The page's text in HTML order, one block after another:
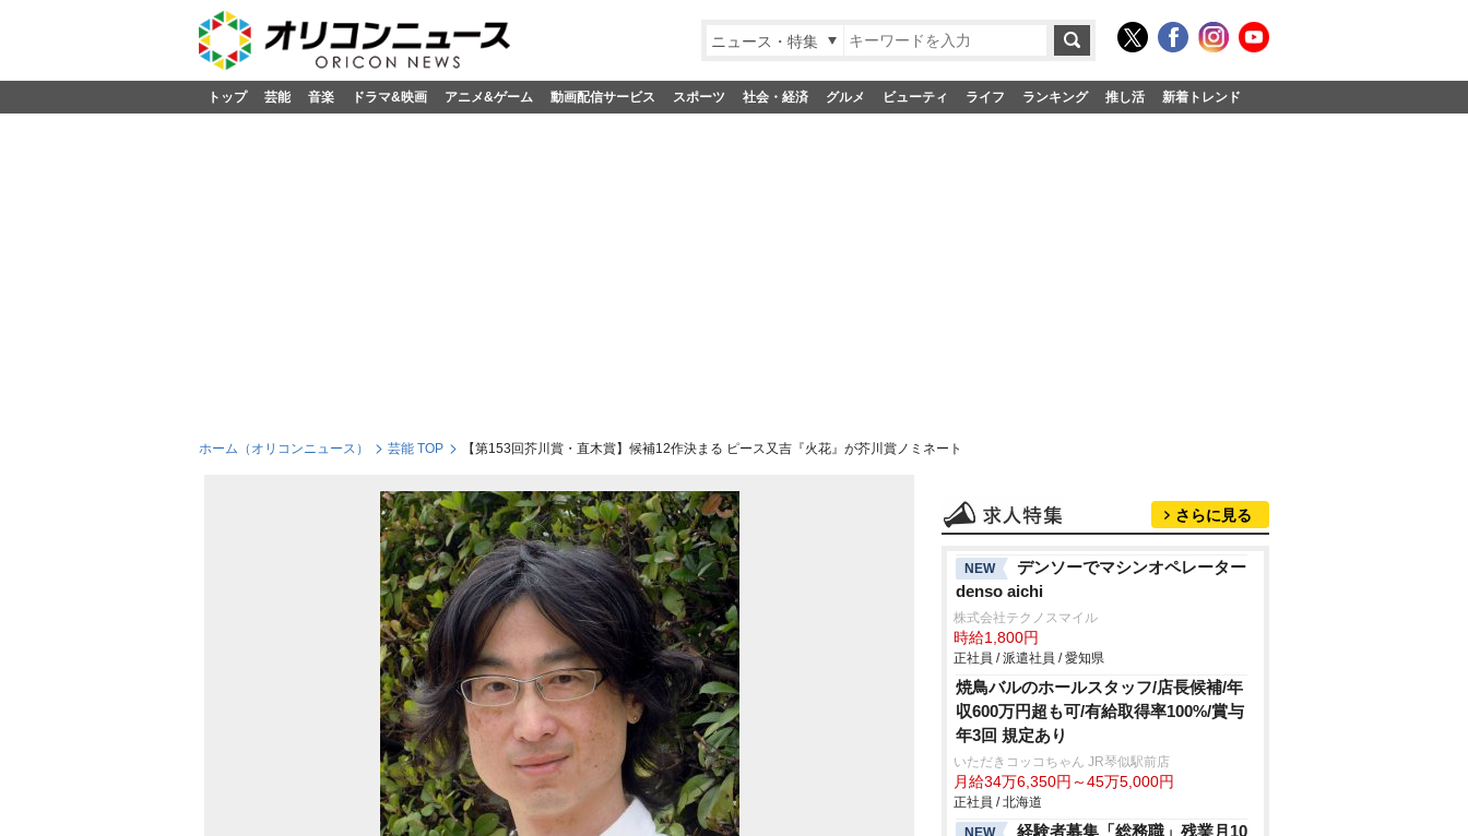
ニュース・特集
トップ 芸能 音楽 ドラマ&映画 アニメ&ゲーム 動画配信サービス スポーツ 社会・経済 グルメ ビューティ ライフ ランキング 推し活 新着トレンド
ホーム（オリコンニュース） 芸能 TOP 【第153回芥川賞・直木賞】候補12作決まる ピース又吉『火花』が芥川賞ノミネート
さらに見る
NEW
デンソーでマシンオペレーター
denso aichi
株式会社テクノスマイル
時給1,800円
正社員 / 派遣社員 / 愛知県
焼鳥バルのホールスタッフ/店長候補/年
収600万円超も可/有給取得率100%/賞与
年3回 規定あり
いただきコッコちゃん JR琴似駅前店
月給34万6,350円～45万5,000円
正社員 / 北海道
NEW
経験者募集「総務職」残業月10